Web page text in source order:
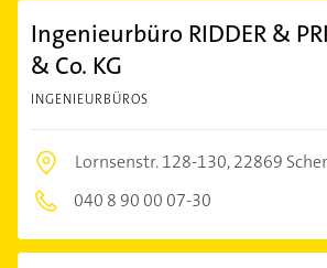
Ingenieurbüro RIDDER &
& Co. KG
INGENIEURBÜROS
Lornsenstr. 128-130,22869
040 8 90 00 07-30